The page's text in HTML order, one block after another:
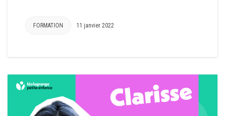
FORMATION 11 janvier 2022